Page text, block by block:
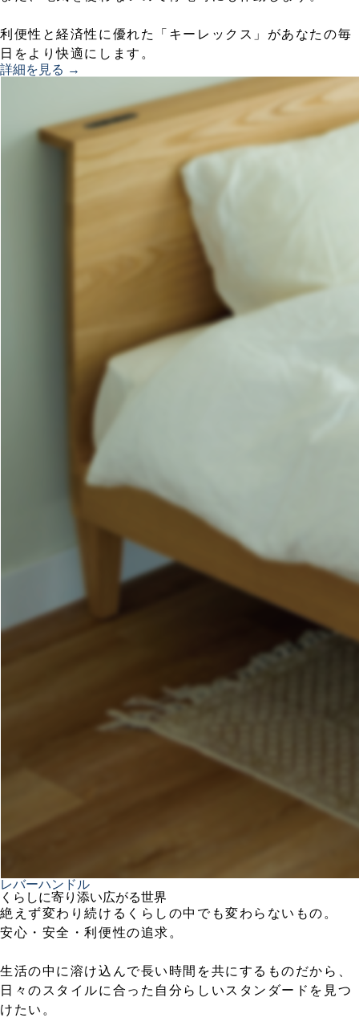
利便性と経済性に優れた「キーレックス」があなたの毎
日をより快適にします。
詳細を見る →
レバーハンドル
くらしに寄り添い広がる世界
絶えず変わり続けるくらしの中でも変わらないもの。
安心・安全・利便性の追求。
生活の中に溶け込んで長い時間を共にするものだから、
日々のスタイルに合った自分らしいスタンダードを見つ
けたい。